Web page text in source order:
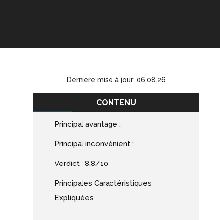
Dernière mise à jour: 06.08.26
CONTENU
Principal avantage :
Principal inconvénient :
Verdict : 8.8/10
Principales Caractéristiques
Expliquées